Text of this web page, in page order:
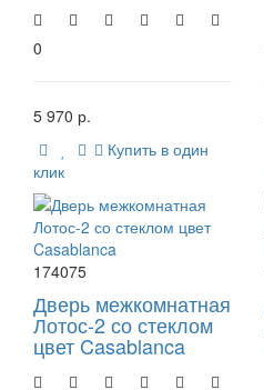
0
5 970 р.
Купить в один
клик
174075
Дверь межкомнатная
Лотос-2 со стеклом
цвет Casablanca